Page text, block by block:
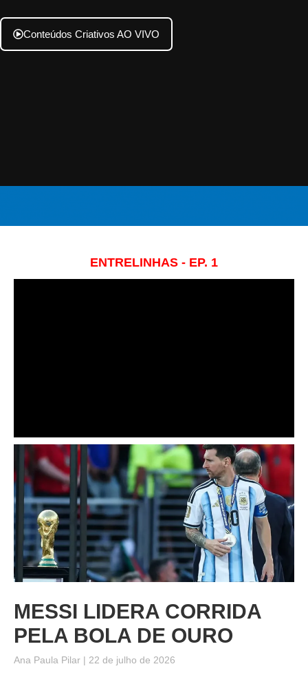
Conteúdos Criativos AO VIVO
ENTRELINHAS - EP. 1
MESSI LIDERA CORRIDA
PELA BOLA DE OURO
Ana Paula Pilar
22 de julho de 2026